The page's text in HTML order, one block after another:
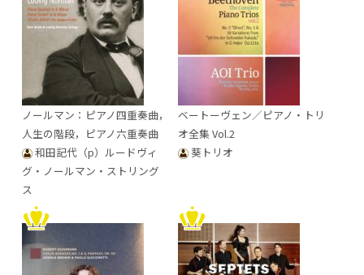
ノールマン：ピアノ四重奏曲，
人生の階段，ピアノ六重奏曲
和田記代（p）ルードヴィ
グ・ノールマン・ストリング
ス
ベートーヴェン／ピアノ・トリ
オ全集 Vol.2
葵トリオ